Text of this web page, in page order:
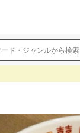
ド・ジャンルから検索